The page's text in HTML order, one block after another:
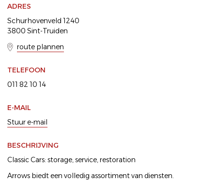
ADRES
Schurhovenveld 1240
3800 Sint-Truiden
route plannen
TELEFOON
011 82 10 14
E-MAIL
Stuur e-mail
BESCHRIJVING
Classic Cars: storage, service, restoration
Arrows biedt een volledig assortiment van diensten.